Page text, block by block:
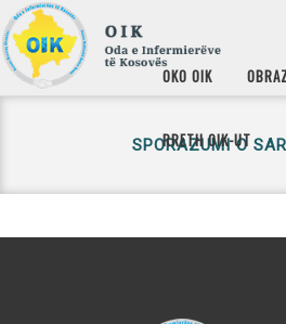
OKO OIK
RRETH OIK-UT
SPORAZUMI O